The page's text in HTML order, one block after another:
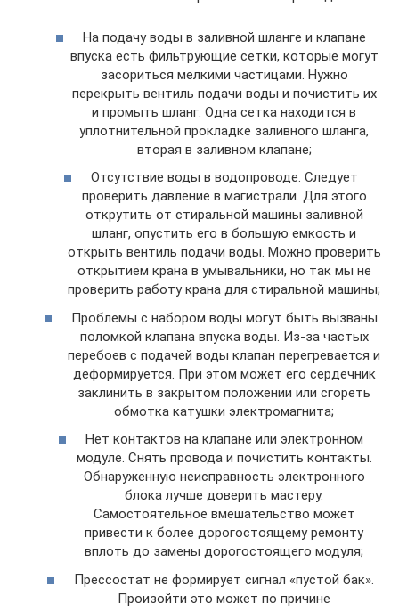
На подачу воды в заливной шланге и клапане
впуска есть фильтрующие сетки, которые могут
засориться мелкими частицами. Нужно
перекрыть вентиль подачи воды и почистить их
и промыть шланг. Одна сетка находится в
уплотнительной прокладке заливного шланга,
вторая в заливном клапане;
Отсутствие воды в водопроводе. Следует
проверить давление в магистрали. Для этого
открутить от стиральной машины заливной
шланг, опустить его в большую емкость и
открыть вентиль подачи воды. Можно проверить
открытием крана в умывальники, но так мы не
проверить работу крана для стиральной машины;
Проблемы с набором воды могут быть вызваны
поломкой клапана впуска воды. Из-за частых
перебоев с подачей воды клапан перегревается и
деформируется. При этом может его сердечник
заклинить в закрытом положении или сгореть
обмотка катушки электромагнита;
Нет контактов на клапане или электронном
модуле. Снять провода и почистить контакты.
Обнаруженную неисправность электронного
блока лучше доверить мастеру.
Самостоятельное вмешательство может
привести к более дорогостоящему ремонту
вплоть до замены дорогостоящего модуля;
Прессостат не формирует сигнал «пустой бак».
Произойти это может по причине